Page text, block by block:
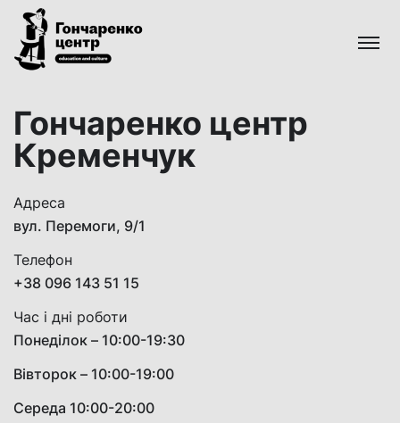
Гончаренко
центр
мережа
безкоштовних
відкритих
освітньо-
просторів
Гончаренко центр
Кременчук
Адреса
вул. Перемоги, 9/1
Телефон
+38 096 143 51 15
Час і дні роботи
Понеділок – 10:00-19:30
Вівторок – 10:00-19:00
Середа 10:00-20:00